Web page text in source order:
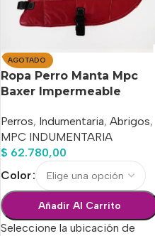
AGOTADO
Ropa Perro Manta Mpc
Baxer Impermeable
Perros, Indumentaria, Abrigos,
MPC INDUMENTARIA
$ 62.780,00
Color
Añadir Al Carrito
Seleccione la ubicación de